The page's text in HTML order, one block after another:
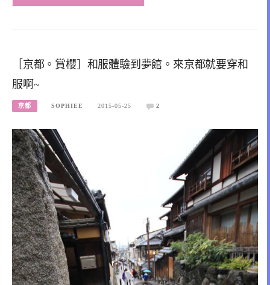
［京都。賞櫻］和服體驗到夢館。來京都就要穿和
服啊~
京都 SOPHIEE 2015-05-25 2